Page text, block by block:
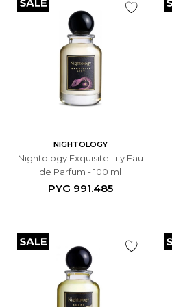
NIGHTOLOGY
Nightology Exquisite Lily Eau
de Parfum - 100 ml
PYG 991.485